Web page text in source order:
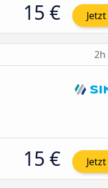
15 €
2h
15 €